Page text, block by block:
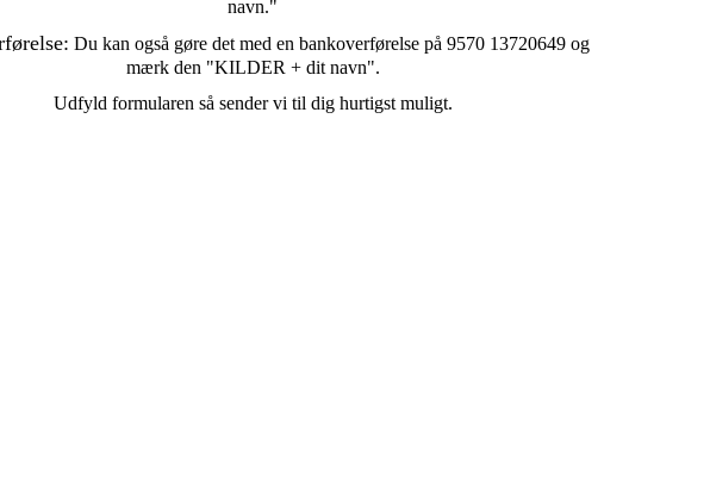
navn."
Du kan også gøre det med en bankoverførelse på 9570 13720649 og
mærk den "KILDER + dit navn".
Udfyld formularen så sender vi til dig hurtigst muligt.